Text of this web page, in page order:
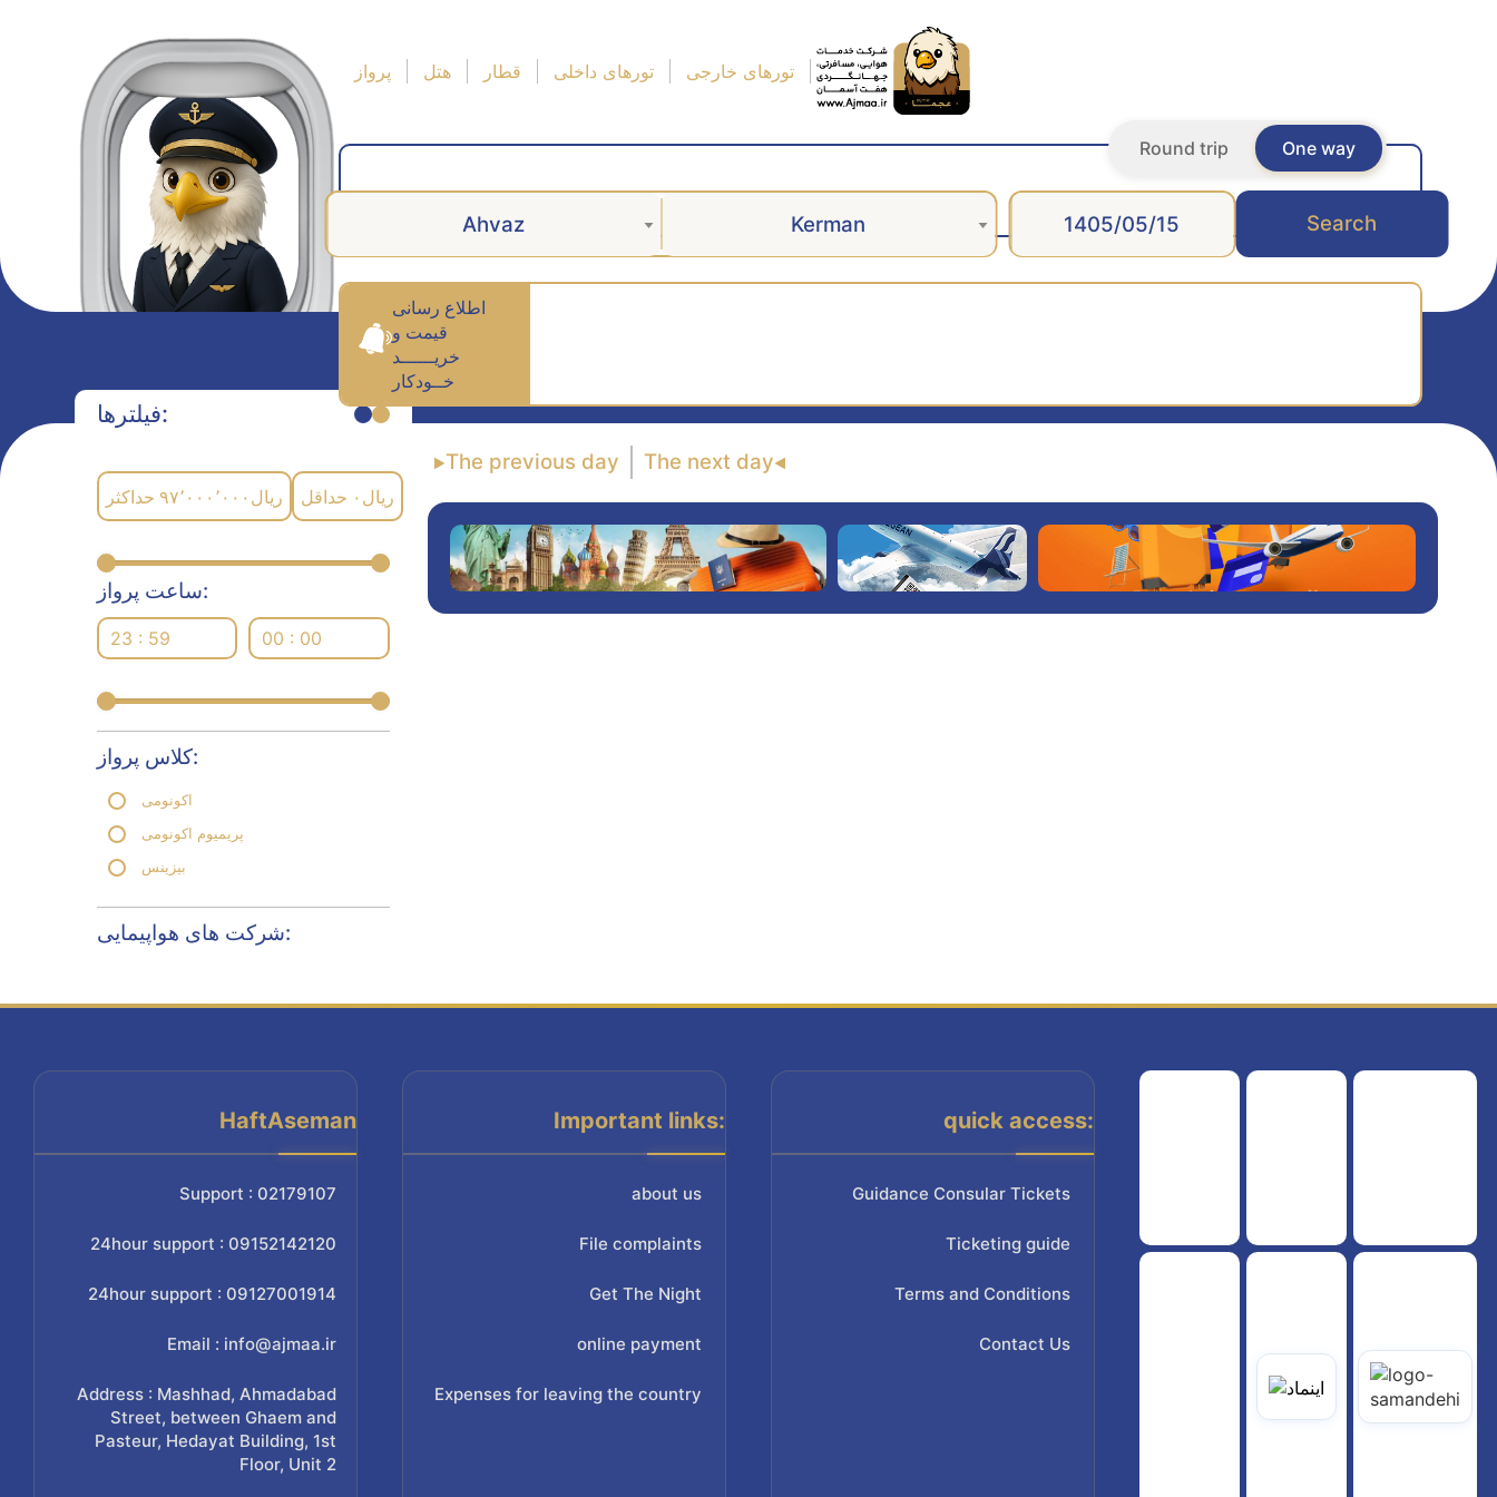
پرواز هتل قطار تورهای داخلی تورهای خارجی
One way
Round trip
Ahvaz Kerman Search
اطلاع رسانی
قیمت و
خریــــــد
خــودکار
فیلترها:
حداکثر ۹۷٬۰۰۰٬۰۰۰ ریال حداقل ۰ ریال
ساعت پرواز:
23 : 59 00 : 00
کلاس پرواز:
اکونومی
پریمیوم اکونومی
بیزینس
شرکت های هواپیمایی:
The previous day The next day
HaftAseman
Support : 02179107
24hour support : 09152142120
24hour support : 09127001914
Email : info@ajmaa.ir
Address : Mashhad, Ahmadabad
Street, between Ghaem and
Pasteur, Hedayat Building, 1st
Floor, Unit 2
Important links:
about us
File complaints
Get The Night
online payment
Expenses for leaving the country
quick access:
Guidance Consular Tickets
Ticketing guide
Terms and Conditions
Contact Us